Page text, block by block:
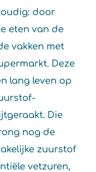
door
eten van de
vakken met
Deze
lang leven op
Die
nog de
zuurstof
vetzuren,